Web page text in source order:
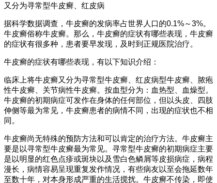
又分为寻常型牛皮癣、红皮病
据科学数据调查，牛皮癣的发病率占世界人口的0.1%～3%。
牛皮癣俗称牛皮癣。那么，牛皮癣的症状有哪些表现，牛皮癣
的症状有很多种，患者要早发现，及时到正规医院治疗。
牛皮癣的症状有哪些表现，有以下知识介绍：
临床上将牛皮癣又分为寻常型牛皮癣、红皮病型牛皮癣、脓疱
性牛皮癣、关节病性牛皮癣。按血型分为：血热型、血燥型。
牛皮癣的初期病症可发作在身体的任何部位，但以头皮、四肢
伸侧等最为常见，牛皮癣患者的病情不同，出现的症状也不相
同。
牛皮癣尚无特殊的预防方法和可以肯定的治疗方法。牛皮癣主
要是以寻常型牛皮癣最为常见。寻常型牛皮癣的初期病症主要
是以明显的红色点疹或斑块以及雪白色鳞屑等皮损病症，病程
漫长，病情容易呈现重复发作情况，有些病友以至会拖延数年
至数十年，对本身形成严重的生活搅扰。牛皮癣不传染，即使